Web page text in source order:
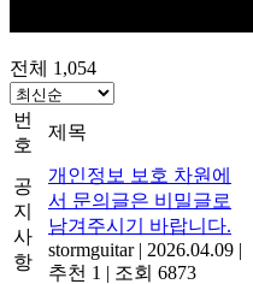
전체 1,054
번
호
제목
공
지
사
항
개인정보 보호 차원에
서 문의글은 비밀글로
남겨주시기 바랍니다.
stormguitar | 2026.04.09 |
추천 1 | 조회 6873